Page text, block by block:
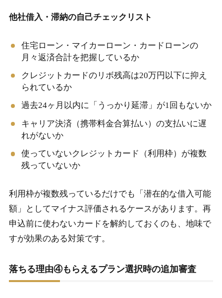
他社借入・滞納の自己チェックリスト
住宅ローン・マイカーローン・カードローンの
月々返済合計を把握しているか
クレジットカードのリボ残高は20万円以下に抑え
られているか
過去24ヶ月以内に「うっかり延滞」が1回もないか
キャリア決済（携帯料金合算払い）の支払いに遅
れがないか
使っていないクレジットカード（利用枠）が複数
残っていないか
利用枠が複数残っているだけでも「潜在的な借入可能
額」としてマイナス評価されるケースがあります。再
申込前に使わないカードを解約しておくのも、地味で
すが効果のある対策です。
落ちる理由④もらえるプラン選択時の追加審査